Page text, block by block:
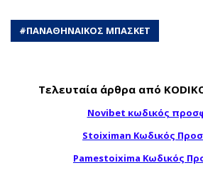
#ΠΑΝΑΘΗΝΑΙΚΟΣ ΜΠΑΣΚΕΤ
Τελευταία άρθρα από
Novibet κωδικός
Stoiximan Κωδικός
Pamestoixima Κωδικός